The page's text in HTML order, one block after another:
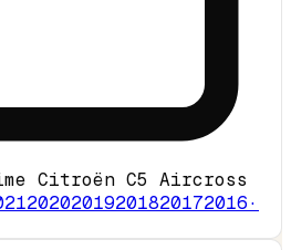
Citroën C5 Aircross
20202019201820172016·